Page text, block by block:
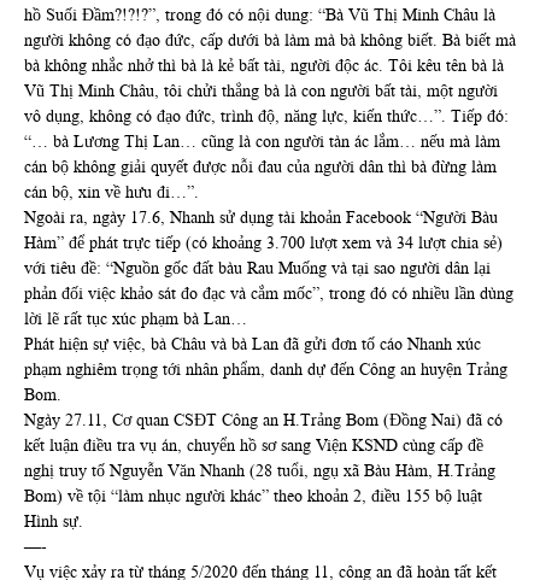
hồ Suối Đầm?!?!?”, trong đó có nội dung: “Bà Vũ Thị Minh Châu là
người không có đạo đức, cấp dưới bà làm mà bà không biết. Bà biết mà
bà không nhắc nhở thì bà là kẻ bất tài, người độc ác. Tôi kêu tên bà là
Vũ Thị Minh Châu, tôi chửi thẳng bà là con người bất tài, một người
vô dụng, không có đạo đức, trình độ, năng lực, kiến thức…”. Tiếp đó:
“… bà Lương Thị Lan… cũng là con người tàn ác lắm… nếu mà làm
cán bộ không giải quyết được nỗi đau của người dân thì bà đừng làm
cán bộ, xin về hưu đi…”.
Ngoài ra, ngày 17.6, Nhanh sử dụng tài khoản Facebook “Người Bàu
Hàm” để phát trực tiếp (có khoảng 3.700 lượt xem và 34 lượt chia sẻ)
với tiêu đề: “Nguồn gốc đất bàu Rau Muống và tại sao người dân lại
phản đối việc khảo sát đo đạc và cắm mốc”, trong đó có nhiều lần dùng
lời lẽ rất tục xúc phạm bà Lan…
Phát hiện sự việc, bà Châu và bà Lan đã gửi đơn tố cáo Nhanh xúc
phạm nghiêm trọng tới nhân phẩm, danh dự đến Công an huyện Trảng
Bom.
Ngày 27.11, Cơ quan CSĐT Công an H.Trảng Bom (Đồng Nai) đã có
kết luận điều tra vụ án, chuyển hồ sơ sang Viện KSND cùng cấp đề
nghị truy tố Nguyễn Văn Nhanh (28 tuổi, ngụ xã Bàu Hàm, H.Trảng
Bom) về tội “làm nhục người khác” theo khoản 2, điều 155 bộ luật
Hình sự.
—-
Vụ việc xảy ra từ tháng 5/2020 đến tháng 11, công an đã hoàn tất kết